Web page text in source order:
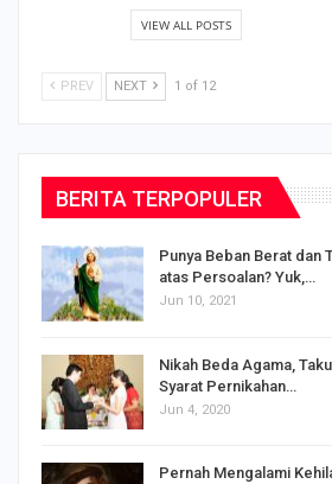
VIEW ALL POSTS
PREV NEXT 1 of 12
BERITA TERPOPULER
Punya Beban Berat dan
atas Persoalan? Yuk,…
Jun 10, 2021
Nikah Beda Agama,
Syarat Pernikahan…
Jun 4, 2020
Pernah Mengalami